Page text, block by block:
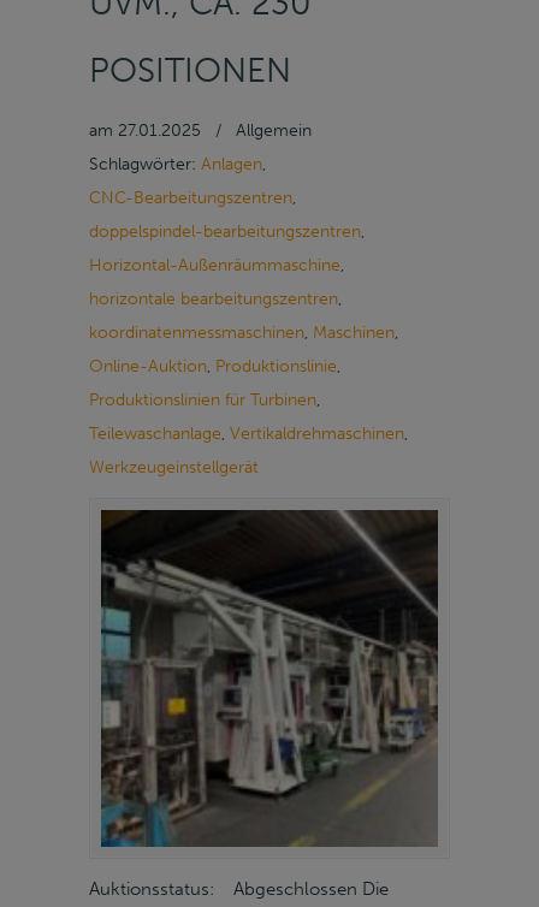
POSITIONEN
am 27.01.2025 /
Allgemein
Schlagwörter: Anlagen,
CNC-Bearbeitungszentren,
doppelspindel-bearbeitungszentren,
Horizontal-Außenräummaschine,
horizontale bearbeitungszentren,
koordinatenmessmaschinen, Maschinen,
Online-Auktion, Produktionslinie,
Produktionslinien für Turbinen,
Teilewaschanlage, Vertikaldrehmaschinen,
Werkzeugeinstellgerät
Auktionsstatus: Abgeschlossen Die